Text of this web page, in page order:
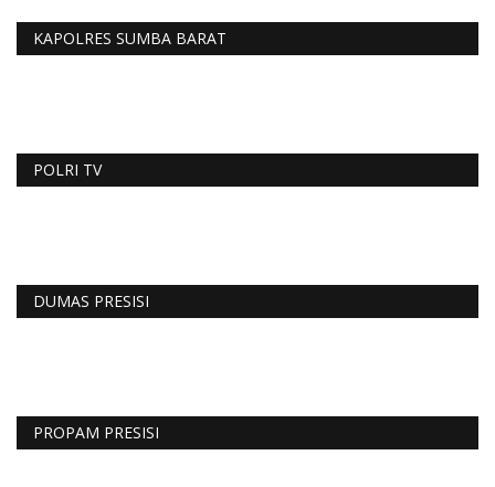
KAPOLRES SUMBA BARAT
POLRI TV
DUMAS PRESISI
PROPAM PRESISI